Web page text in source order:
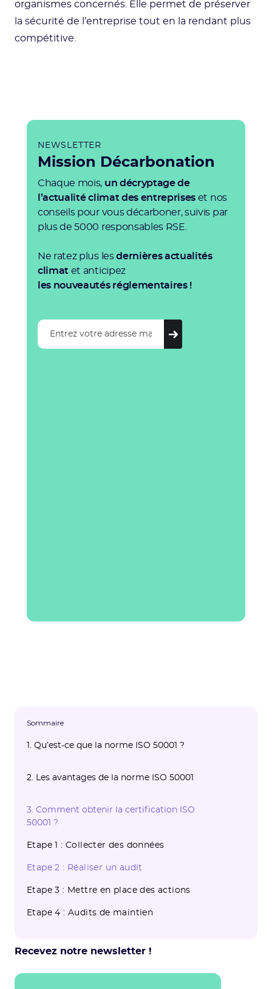
organismes concernés. Elle permet de préserver
la sécurité de l’entreprise tout en la rendant plus
compétitive.
NEWSLETTER
Mission Décarbonation
Chaque mois, un décryptage de
l’actualité climat des entreprises et nos
conseils pour vous décarboner, suivis par
plus de 5000 responsables RSE.
Ne ratez plus lesdernières actualités
climat et anticipez
les nouveautés réglementaires !
Sommaire
1. Qu’est-ce que la norme ISO 50001 ?
50001 ?
2. Les avantages de la norme ISO 50001
3. Comment obtenir la certification ISO
50001 ?
Etape 1 : Collecter des données
Etape 2 : Réaliser un audit
Etape 3 : Mettre en place des actions
Etape 4 : Audits de maintien
Recevez notre newsletter !